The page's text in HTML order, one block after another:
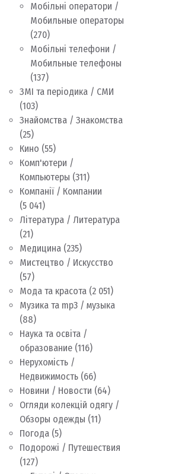
Мобільні оператори /
Мобильные операторы
(270)
Мобільні телефони /
Мобильные телефоны
(137)
ЗМІ та періодика / СМИ
(103)
Знайомства / Знакомства
(25)
Кино (55)
Комп'ютери /
Компьютеры (311)
Компанії / Компании
(5 041)
Література / Литература
(21)
Медицина (235)
Мистецтво / Искусство
(57)
Мода та красота (2 051)
Музика та mp3 / музыка
(88)
Наука та освіта /
образование (116)
Нерухомість /
Недвижимость (66)
Новини / Новости (64)
Огляди колекцій одягу /
Обзоры одежды (11)
Погода (5)
Подорожі / Путешествия
(127)